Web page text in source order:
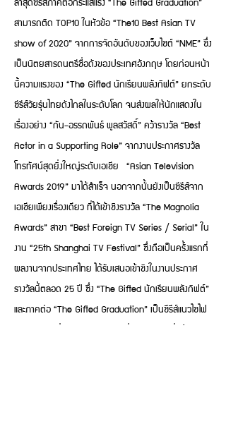
สามารถติด TOP10 ในหัวข้อ “The10 Best Asian TV
show of 2020” จากการจัดอันดับของเว็บไซต์ “NME” ซึ่ง
เป็นนิตยสารดนตรีชื่อดังของประเทศอังกฤษ โดยก่อนหน้า
นี้ความแรงของ “The Gifted นักเรียนพลังกิฟต์” ยกระดับ
ซีรีส์วัยรุ่นไทยดังไกลในระดับโลก จนส่งผลให้นักแสดงใน
เรื่องอย่าง “กัน-อรรถพันธ์ พูลสวัสดิ์” คว้ารางวัล “Best
Actor in a Supporting Role” จากงานประกาศรางวัล
โทรทัศน์สุดยิ่งใหญ่ระดับเอเชีย “Asian Television
Awards 2019” มาได้สำเร็จ นอกจากนั้นยังเป็นซีรีส์จาก
เอเชียเพียงเรื่องเดียว ที่ได้เข้าชิงรางวัล “The Magnolia
Awards” สาขา “Best Foreign TV Series / Serial” ใน
งาน “25th Shanghai TV Festival” ซึ่งถือเป็นครั้งแรกที่
ผลงานจากประเทศไทย ได้รับเสนอเข้าชิงในงานประกาศ
รางวัลนี้ตลอด 25 ปี ซึ่ง “The Gifted นักเรียนพลังกิฟต์”
และภาคต่อ “The Gifted Graduation” เป็นซีรีส์แนวไซไฟ
แฟนตาซีกับเรื่องราวของนักเรียนที่มีพลังพิเศษที่พร้อม